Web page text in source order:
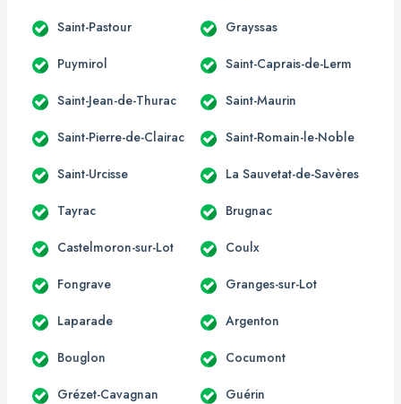
Saint-Pastour Grayssas
Puymirol Saint-Caprais-de-Lerm
Saint-Jean-de-Thurac Saint-Maurin
Saint-Pierre-de-Clairac Saint-Romain-le-Noble
Saint-Urcisse La Sauvetat-de-Savères
Tayrac Brugnac
Castelmoron-sur-Lot Coulx
Fongrave Granges-sur-Lot
Laparade Argenton
Bouglon Cocumont
Grézet-Cavagnan Guérin